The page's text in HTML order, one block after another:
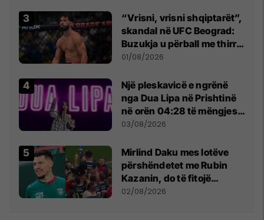
“Vrisni, vrisni shqiptarët”,
skandal në UFC Beograd:
Buzukja u përball me thirrje
anti-shqiptare nga
01/08/2026
Një pleskavicë e ngrënë
nga Dua Lipa në Prishtinë
në orën 04:28 të mëngjesit
- dhe bota digjitale serbe
03/08/2026
Mirlind Daku mes lotëve
përshëndetet me Rubin
Kazanin, do të fitojë
miliona te Spartak Moska
02/08/2026